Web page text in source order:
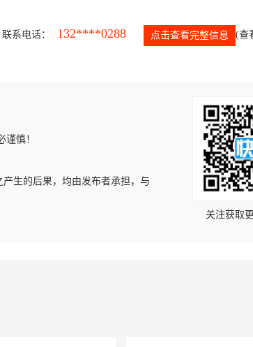
联系电话： 132****0288 点击查看完整信息 (查
慎！
生的后果，均由发布者承担，与
关注获取